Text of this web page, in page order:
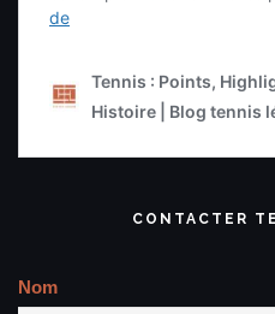
CONTACTER
Nom